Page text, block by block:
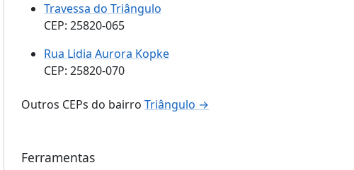
Travessa do Triângulo
CEP: 25820-065
Rua Lidia Aurora Kopke
CEP: 25820-070
Outros CEPs do bairro Triângulo →
Ferramentas